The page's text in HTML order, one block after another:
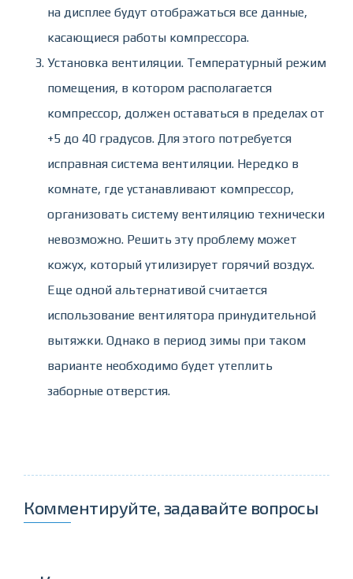
на дисплее будут отображаться все данные,
касающиеся работы компрессора.
Установка вентиляции. Температурный режим
помещения, в котором располагается
компрессор, должен оставаться в пределах от
+5 до 40 градусов. Для этого потребуется
исправная система вентиляции. Нередко в
комнате, где устанавливают компрессор,
организовать систему вентиляцию технически
невозможно. Решить эту проблему может
кожух, который утилизирует горячий воздух.
Еще одной альтернативой считается
использование вентилятора принудительной
вытяжки. Однако в период зимы при таком
варианте необходимо будет утеплить
заборные отверстия.
Комментируйте, задавайте вопросы